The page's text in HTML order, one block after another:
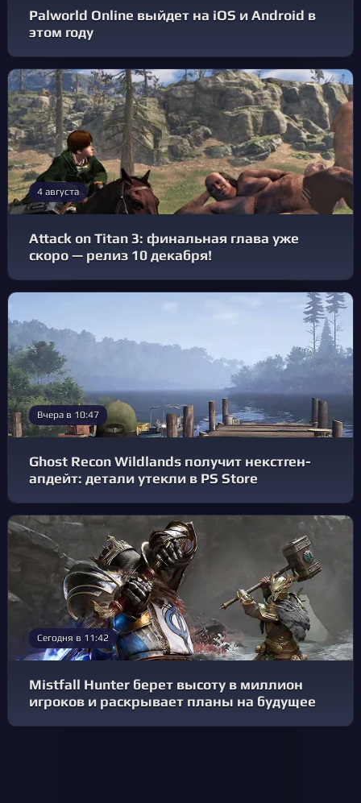
Palworld Online выйдет на iOS и Android в
этом году
4 августа
Attack on Titan 3: финальная глава уже
скоро — релиз 10 декабря!
Вчера в 10:47
Ghost Recon Wildlands получит некстген-
апдейт: детали утекли в PS Store
Сегодня в 11:42
Mistfall Hunter берет высоту в миллион
игроков и раскрывает планы на будущее